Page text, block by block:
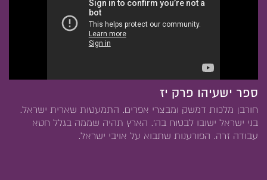
ספר ישעיהו פרק יז
חורבן מלכות דמשק ומבצרי אפרים. התמעטות שארית ישראל.
בני ישראל ישובו לבטוח בה'. הארץ תהיה שממה בגלל חטא
עבודה זרה. הפורענות שתבוא על אויבי ישראל.